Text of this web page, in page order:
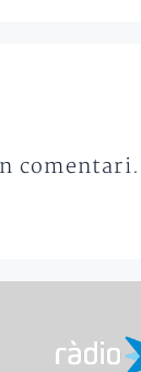
comentari.